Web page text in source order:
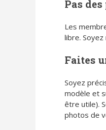
Pas
Les
libre.
Faites
Soyez
modèle et
être utile).
photos de